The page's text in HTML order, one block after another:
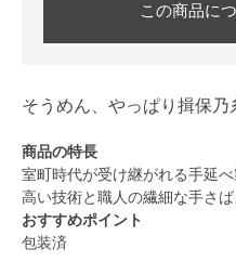
この商品に
そうめん、やっぱり揖保乃
商品の特長
室町時代が受け継がれる手延べ
高い技術と職人の繊細な手さ
おすすめポイント
包装済